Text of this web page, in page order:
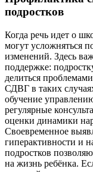
подростков
Когда речь идет о
могут усложняться
изменений. Здесь
поддержке:
делиться
СДВГ в таких
обучение
регулярные
оценки динамики
Своевременное
гиперактивности и
подростков
на жизнь ребёнка.